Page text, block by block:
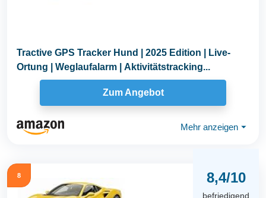
Tractive GPS Tracker Hund | 2025 Edition | Live-
Ortung | Weglaufalarm | Aktivitätstracking...
Zum Angebot
Mehr anzeigen ⏷
8 8,4/10
befriedigend